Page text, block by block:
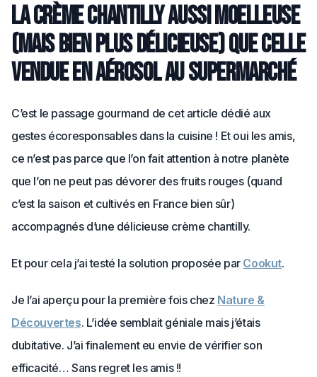
La crème chantilly aussi moelleuse
(mais bien plus délicieuse) que celle
vendue en aérosol au supermarché
C’est le passage gourmand de cet article dédié aux
gestes écoresponsables dans la cuisine ! Et oui les amis,
ce n’est pas parce que l’on fait attention à notre planète
que l’on ne peut pas dévorer des fruits rouges (quand
c’est la saison et cultivés en France bien sûr)
accompagnés d’une délicieuse crème chantilly.
Et pour cela j’ai testé la solution proposée par Cookut.
Je l’ai aperçu pour la première fois chez Nature &
Découvertes. L’idée semblait géniale mais j’étais
dubitative. J’ai finalement eu envie de vérifier son
efficacité… Sans regret les amis !!